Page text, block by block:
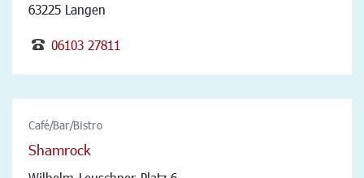
63225 Langen
06103 27811
Café/Bar/Bistro
Shamrock